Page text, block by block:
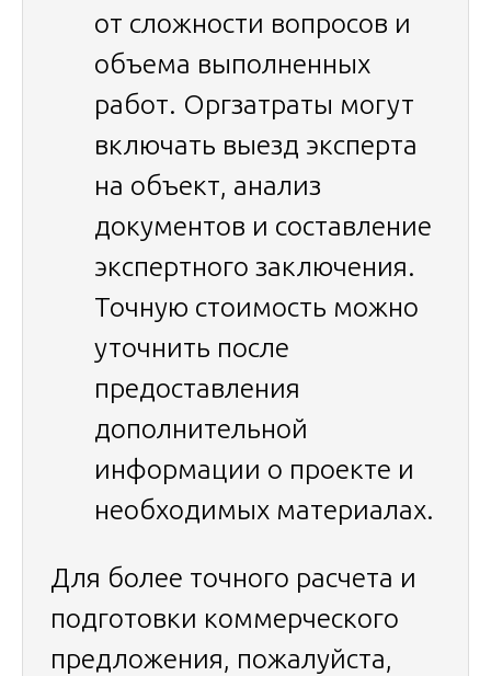
от сложности вопросов и
объема выполненных
работ. Оргзатраты могут
включать выезд эксперта
на объект, анализ
документов и составление
экспертного заключения.
Точную стоимость можно
уточнить после
предоставления
дополнительной
информации о проекте и
необходимых материалах.
Для более точного расчета и
подготовки коммерческого
предложения, пожалуйста,